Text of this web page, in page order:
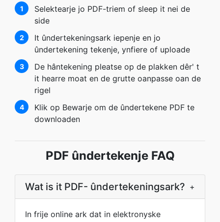
1
Selektearje jo PDF-triem of sleep it nei de
side
2
It ûndertekeningsark iepenje en jo
ûndertekening tekenje, ynfiere of uploade
3
De hântekening pleatse op de plakken dêr' t
it hearre moat en de grutte oanpasse oan de
rigel
4
Klik op Bewarje om de ûndertekene PDF te
downloaden
PDF ûndertekenje FAQ
Wat is it PDF- ûndertekeningsark? +
In frije online ark dat in elektronyske